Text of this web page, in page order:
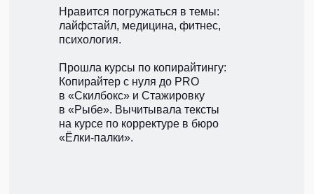
Нравится погружаться в темы:
лайфстайл, медицина, фитнес,
психология.
Прошла курсы по копирайтингу:
Копирайтер с нуля до PRO
в «Скилбокс» и Стажировку
в «Рыбе». Вычитывала тексты
на курсе по корректуре в бюро
«Ёлки-палки».